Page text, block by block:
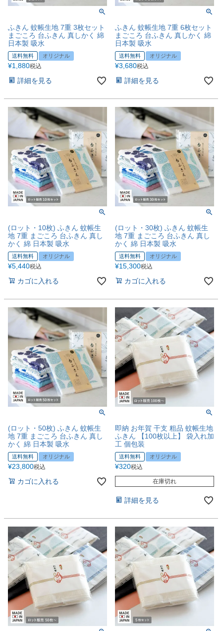
ふきん 蚊帳生地 7重 3枚セット
まごころ 台ふきん 真しかく 綿
日本製 吸水
送料無料 オリジナル
¥1,880税込
詳細を見る
ふきん 蚊帳生地 7重 6枚セット
まごころ 台ふきん 真しかく 綿
日本製 吸水
送料無料 オリジナル
¥3,680税込
詳細を見る
(ロット・10枚) ふきん 蚊帳生
地 7重 まごころ 台ふきん 真し
かく 綿 日本製 吸水
送料無料 オリジナル
¥5,440税込
カゴに入れる
(ロット・30枚) ふきん 蚊帳生
地 7重 まごころ 台ふきん 真し
かく 綿 日本製 吸水
送料無料 オリジナル
¥15,300税込
カゴに入れる
(ロット・50枚) ふきん 蚊帳生
地 7重 まごころ 台ふきん 真し
かく 綿 日本製 吸水
送料無料 オリジナル
¥23,800税込
カゴに入れる
即納 お年賀 干支 粗品 蚊帳生地
ふきん 【100枚以上】 袋入れ加
工 個包装
送料無料 オリジナル
¥320税込
在庫切れ
詳細を見る